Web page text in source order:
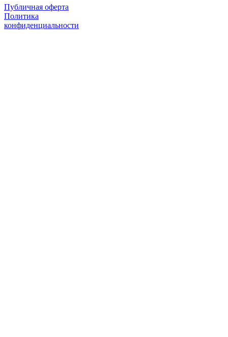
Публичная оферта
Политика
конфиденциальности